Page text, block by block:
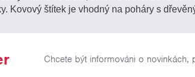
Kovový štítek je vhodný na poháry s
Chcete být informováni o novinkách,